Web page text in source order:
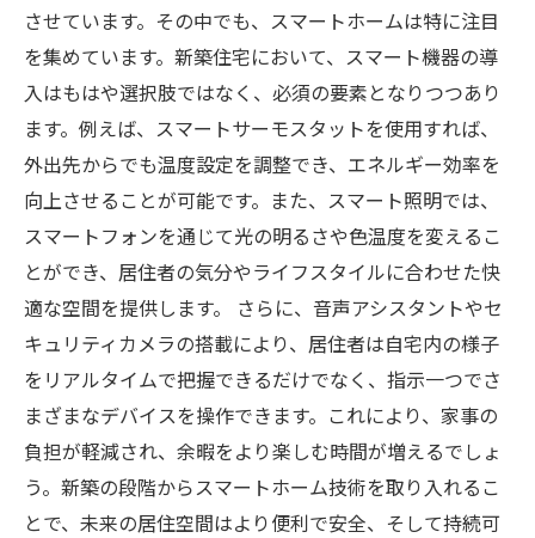
させています。その中でも、スマートホームは特に注目
を集めています。新築住宅において、スマート機器の導
入はもはや選択肢ではなく、必須の要素となりつつあり
ます。例えば、スマートサーモスタットを使用すれば、
外出先からでも温度設定を調整でき、エネルギー効率を
向上させることが可能です。また、スマート照明では、
スマートフォンを通じて光の明るさや色温度を変えるこ
とができ、居住者の気分やライフスタイルに合わせた快
適な空間を提供します。 さらに、音声アシスタントやセ
キュリティカメラの搭載により、居住者は自宅内の様子
をリアルタイムで把握できるだけでなく、指示一つでさ
まざまなデバイスを操作できます。これにより、家事の
負担が軽減され、余暇をより楽しむ時間が増えるでしょ
う。新築の段階からスマートホーム技術を取り入れるこ
とで、未来の居住空間はより便利で安全、そして持続可